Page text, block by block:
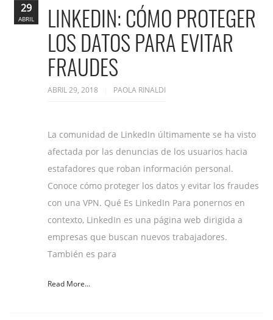
LINKEDIN: CÓMO PROTEGER
LOS DATOS PARA EVITAR
FRAUDES
ABRIL 29, 2018 PAOLA RINALDI
La comunidad de LinkedIn últimamente se ha visto
afectada por las denuncias de los usuarios hacia
estafadores que roban información personal.
Conoce cómo proteger los datos y evitar los fraudes
con una VPN. Qué Es LinkedIn Para ponernos en
contexto, LinkedIn es una página web dirigida a
empresas que buscan nuevos trabajadores.
También es para
Read More...
29
ABRIL